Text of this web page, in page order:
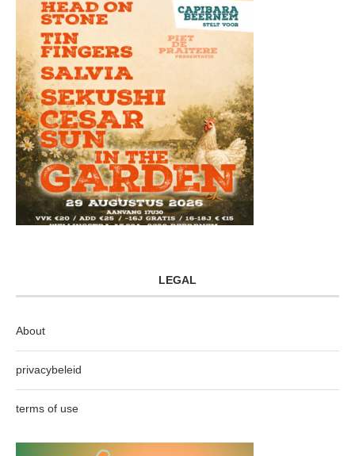
LEGAL
About
privacybeleid
terms of use